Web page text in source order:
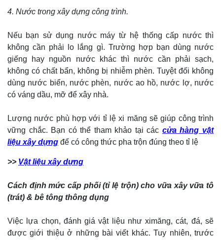
4. Nước trong xây dựng công trình.
Nếu bạn sử dụng nước máy từ hệ thống cấp nước thì
không cần phải lo lắng gì. Trường hợp bạn dùng nước
giếng hay nguồn nước khác thì nước cần phải sạch,
không có chất bẩn, không bị nhiễm phèn. Tuyệt đối không
dùng nước biển, nước phèn, nước ao hồ, nước lợ, nước
có váng dầu, mỡ để xây nhà.
Lượng nước phù hợp với tỉ lệ xi măng sẽ giúp công trình
vững chắc. Bạn có thể tham khảo tại các cửa hàng vật
liệu xây dựng để có công thức pha trộn đúng theo tỉ lệ
>> Vật liệu xây dựng
Cách định mức cấp phối (tỉ lệ trộn) cho vữa xây vữa tô
(trát) & bê tông thông dụng
Việc lựa chọn, đánh giá vật liệu như ximăng, cát, đá, sẽ
được giới thiệu ở những bài viết khác. Tuy nhiên, trước